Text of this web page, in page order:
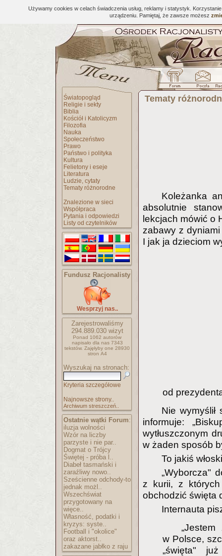
Używamy cookies w celach świadczenia usług, reklamy i statystyk.
urządzeniu. Pamiętaj, że zawsze możesz
Światopogląd
Religie i sekty
Biblia
Kościół i Katolicyzm
Filozofia
Nauka
Społeczeństwo
Prawo
Państwo i polityka
Kultura
Felietony i eseje
Literatura
Ludzie, cytaty
Tematy różnorodne
Znalezione w sieci
Współpraca
Pytania i odpowiedzi
Listy od czytelników
Fundusz Racjonalisty
Wesprzyj nas..
Zarejestrowaliśmy
294.889.030wizyt
Ponad 1062 autorów
napisało dla nas 7343
tekstów. Zajęłyby one 28930
stron A4
Wyszukaj na stronach:
Kryteria szczegółowe
Najnowsze strony..
Archiwum streszczeń..
Ostatnie wątki Forum:
iluzja wolności
Wzór na liczby
parzyste i nie par..
Dogmat o Trójcy
Świętej - próba l..
Diabeł tasmański i
zaraźliwy nowo..
Sześcienne odchody-to
jednak możl..
Wszechświat
przygotowany na
więce..
Własność, podatki i
kryzys: syste..
Football i "okolice"
oraz aktorst..
zakazane jabłko z raju
Tematy
Koleżanka
absolutnie
lekcjach mówić o
zabawy z
I jak ja dzieciom
od
Nie
informuje:
wytłuszczonym
w żaden sposób
To jakiś
„Wyborcza"
z kurii, z
obchodzić święta
Internauta
„Jestem
w Polsce,
„święta"